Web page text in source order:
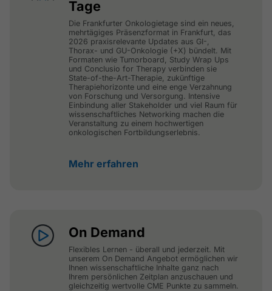
Tage
Die Frankfurter Onkologietage sind ein neues,
mehrtägiges Präsenzformat in Frankfurt, das
2026 praxisrelevante Updates aus GI-,
Thorax- und GU-Onkologie (+X) bündelt. Mit
Formaten wie Tumorboard, Study Wrap Ups
und Conclusio for Therapy verbinden sie
State-of-the-Art-Therapie, zukünftige
Therapiehorizonte und eine enge Verzahnung
von Forschung und Versorgung. Intensive
Einbindung aller Stakeholder und viel Raum für
wissenschaftliches Networking machen die
Veranstaltung zu einem hochwertigen
onkologischen Fortbildungserlebnis.
Mehr erfahren
On Demand
Flexibles Lernen - überall und jederzeit. Mit
unserem On Demand Angebot ermöglichen wir
Ihnen wissenschaftliche Inhalte ganz nach
Ihrem persönlichen Zeitplan anzuschauen und
gleichzeitig wertvolle CME Punkte zu sammeln.